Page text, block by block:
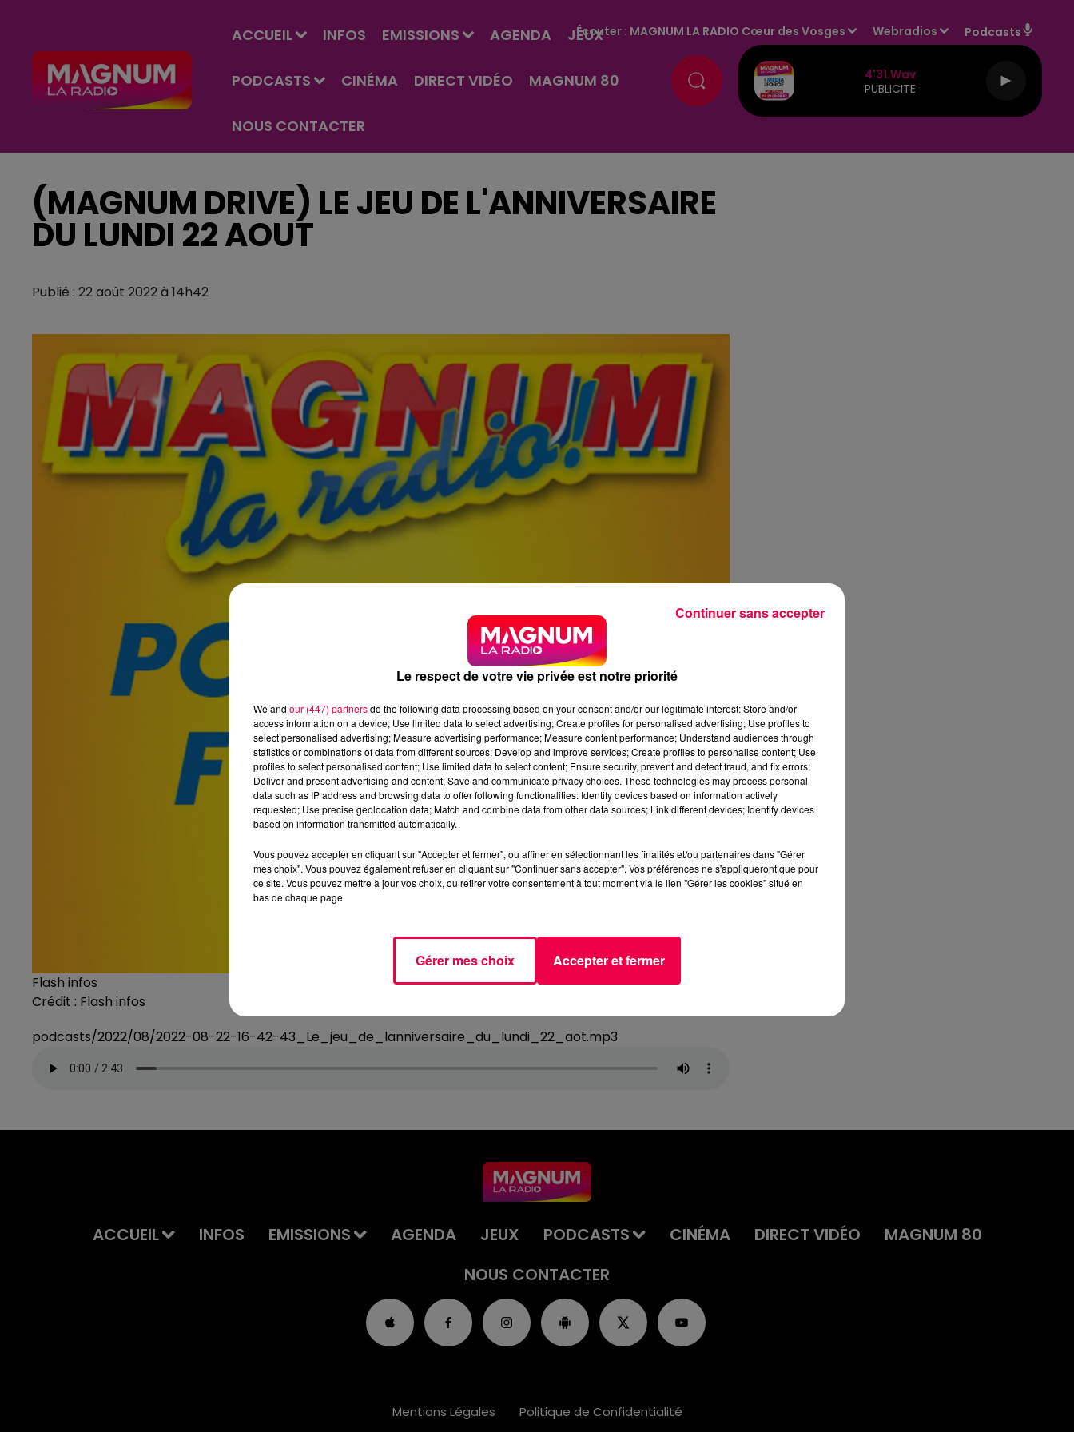
ACCUEIL INFOS EMISSIONS AGENDA JEUX
PODCASTS CINÉMA DIRECT VIDÉO MAGNUM 80
NOUS CONTACTER
Écouter : MAGNUM LA RADIO Cœur des Vosges Webradios Podcasts
4'31.wav
PUBLICITE
(MAGNUM DRIVE) LE JEU DE L'ANNIVERSAIRE
DU LUNDI 22 AOUT
Publié : 22 août 2022 à 14h42
Flash infos
Crédit : Flash infos
podcasts/2022/08/2022-08-22-16-42-43_Le_jeu_de_lanniversaire_du_lundi_22_aot.mp3
ACCUEIL INFOS EMISSIONS AGENDA JEUX PODCASTS CINÉMA DIRECT VIDÉO
MAGNUM 80
NOUS CONTACTER
Mentions Légales Politique de Confidentialité
Le respect de votre vie privée est notre priorité
We and our (447) partnersdo the following data processing based on your consent and/or our legitimate interest: Store and/or
access information on a device; Use limited data to select advertising; Create profiles for personalised advertising; Use profiles to
select personalised advertising; Measure advertising performance; Measure content performance; Understand audiences through
statistics or combinations of data from different sources; Develop and improve services; Create profiles to personalise content; Use
profiles to select personalised content; Use limited data to select content; Ensure security, prevent and detect fraud, and fix errors;
Deliver and present advertising and content; Save and communicate privacy choices. These technologies may process personal
data such as IP address and browsing data to offer following functionalities: Identify devices based on information actively
requested; Use precise geolocation data; Match and combine data from other data sources; Link different devices; Identify devices
based on information transmitted automatically.
Vous pouvez accepter en cliquant sur "Accepter et fermer", ou affiner en sélectionnant les finalités et/ou partenaires dans "Gérer
mes choix". Vous pouvez également refuser en cliquant sur "Continuer sans accepter". Vos préférences ne s'appliqueront que pour
ce site. Vous pouvez mettre à jour vos choix, ou retirer votre consentement à tout moment via le lien "Gérer les cookies" situé en
bas de chaque page.
Gérer mes choix Accepter et fermer
Continuer sans accepter